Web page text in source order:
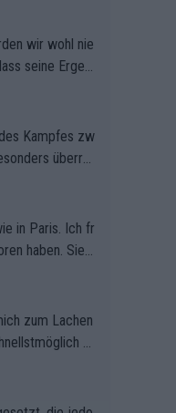
wir wohl nie
seine Ergeb
Kampfes zw
überras
in Paris. Ich fr
haben. Sie s
zum Lachen
na